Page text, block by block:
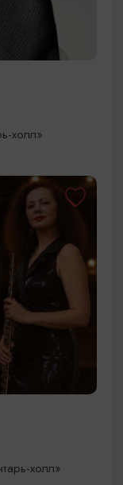
холл»
холл»